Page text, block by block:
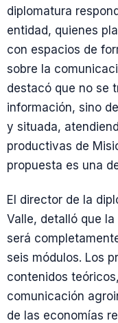
diplomatura
entidad, quienes
con espacios de
sobre la
destacó que no se
información, sino
y situada,
productivas de
propuesta es una
El director de la
Valle, detalló que
será
seis módulos. Los
contenidos
comunicación
de las economías